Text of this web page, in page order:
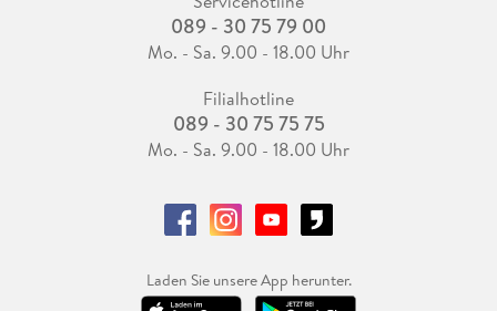
089 - 30 75 79 00
Mo. - Sa. 9.00 - 18.00 Uhr
Filialhotline
089 - 30 75 75 75
Mo. - Sa. 9.00 - 18.00 Uhr
Laden Sie unsere App herunter.